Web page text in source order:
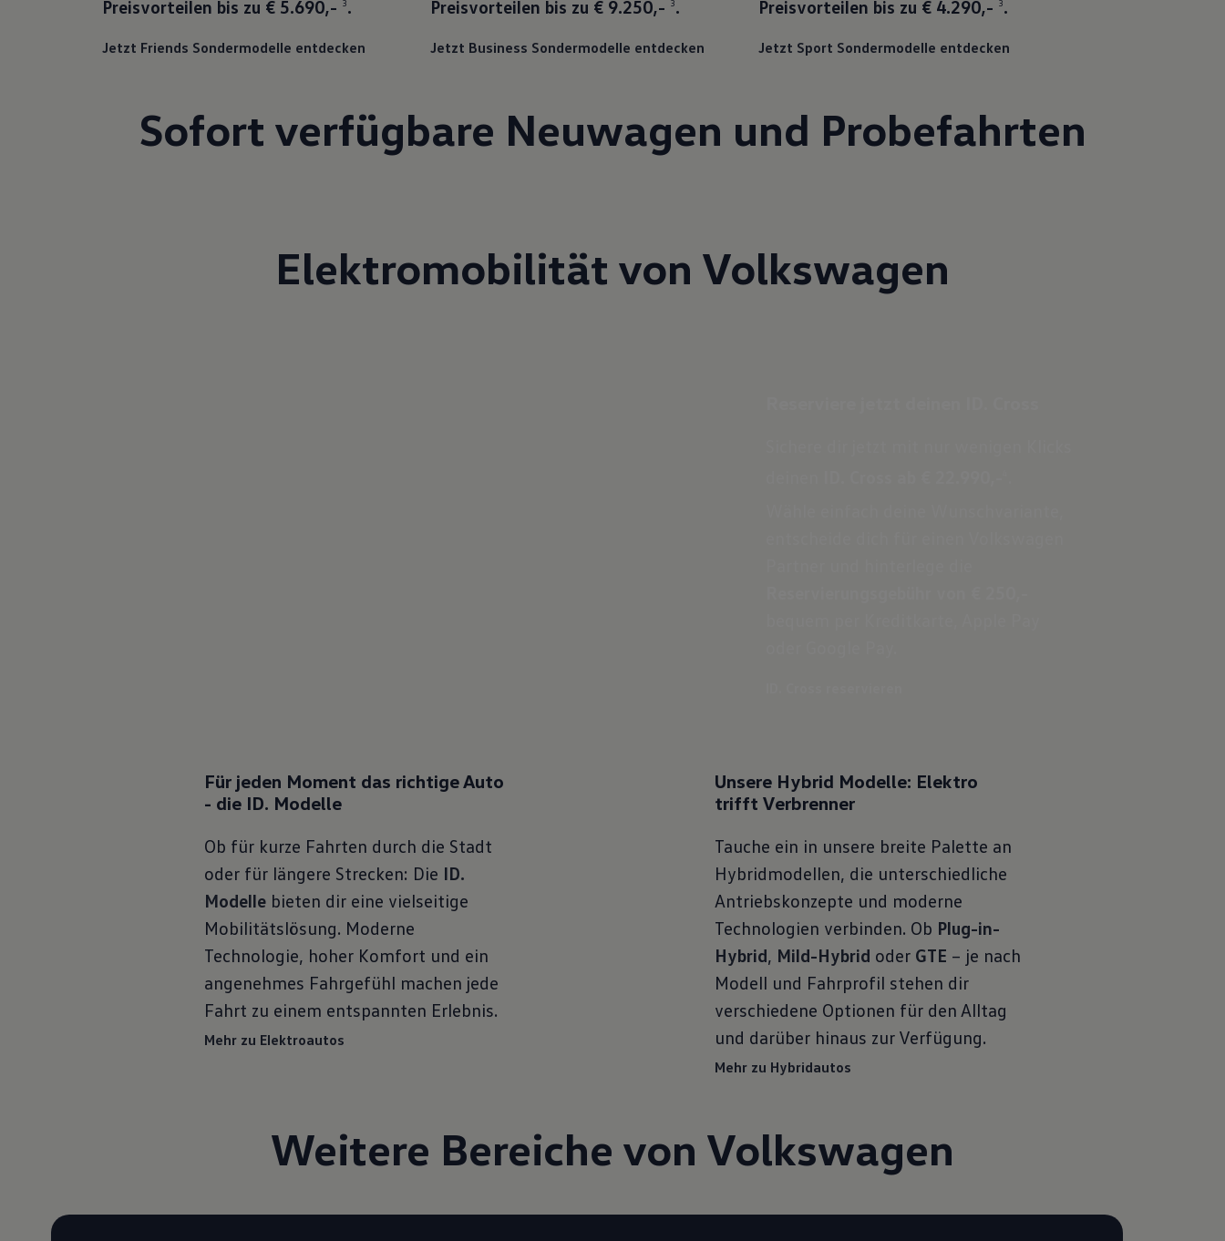
Preisvorteilen bis zu € 5.690,- 3.
Jetzt Friends Sondermodelle entdecken
Preisvorteilen bis zu € 9.250,- 3.
Jetzt Business Sondermodelle entdecken
Preisvorteilen bis zu € 4.290,- 3.
Jetzt Sport Sondermodelle entdecken
Sofort verfügbare Neuwagen und Probefahrten
Elektromobilität von Volkswagen
Für jeden Moment das richtige Auto
- die ID. Modelle
Ob für kurze Fahrten durch die Stadt
oder für längere Strecken: Die ID.
Modelle bieten dir eine vielseitige
Mobilitätslösung. Moderne
Technologie, hoher Komfort und ein
angenehmes Fahrgefühl machen jede
Fahrt zu einem entspannten Erlebnis.
Mehr zu Elektroautos
Unsere Hybrid Modelle: Elektro
trifft Verbrenner
Tauche ein in unsere breite Palette an
Hybridmodellen, die unterschiedliche
Antriebskonzepte und moderne
Technologien verbinden. Ob Plug-in-
Hybrid, Mild-Hybrid oder GTE – je nach
Modell und Fahrprofil stehen dir
verschiedene Optionen für den Alltag
und darüber hinaus zur Verfügung.
Mehr zu Hybridautos
Weitere Bereiche von Volkswagen